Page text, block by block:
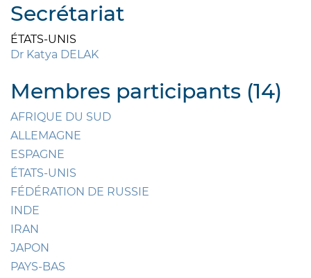
Secrétariat
ÉTATS-UNIS
Dr Katya DELAK
Membres participants (14)
AFRIQUE DU SUD
ALLEMAGNE
ESPAGNE
ÉTATS-UNIS
FÉDÉRATION DE RUSSIE
INDE
IRAN
JAPON
PAYS-BAS